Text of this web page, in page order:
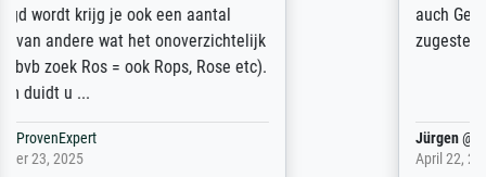
auch Geburtstag sein) doch nach zu Hause
zugestellt wurde.
Jürgen